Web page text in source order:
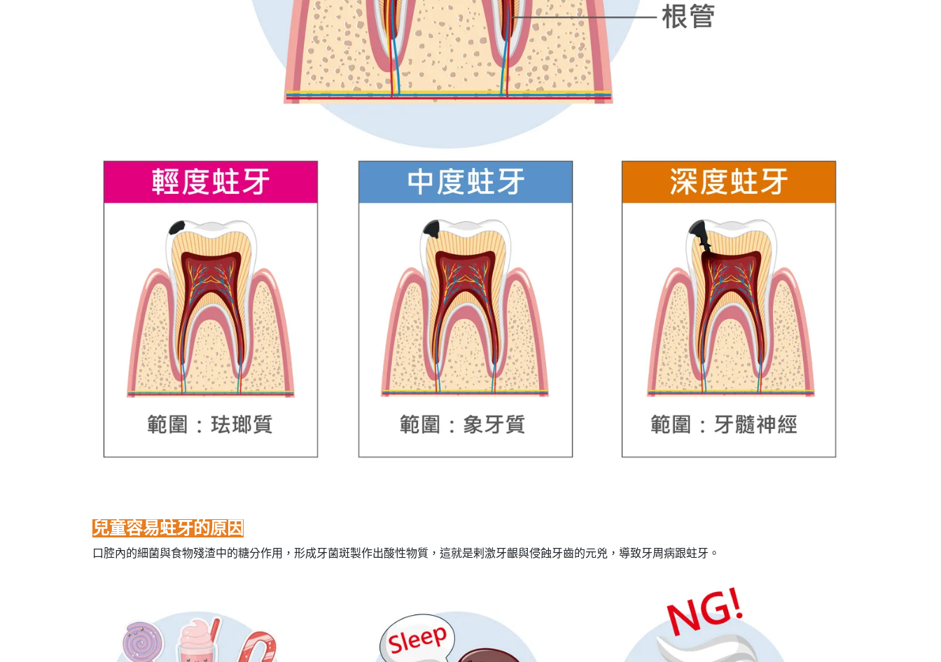
兒童容易蛀牙的原因
口腔內的細菌與食物殘渣中的糖分作用，形成牙菌斑製作出酸性物質，這就是剌激牙齦與侵蝕牙齒的元兇，導致牙周病跟蛀牙。